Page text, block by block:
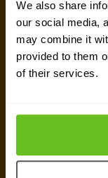
We also share
our social media,
may combine it
provided to them
of their services.